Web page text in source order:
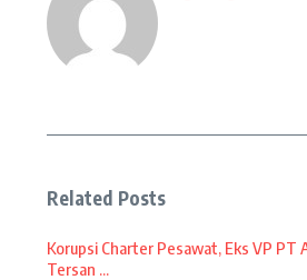
Related Posts
Korupsi Charter Pesawat, Eks VP PT
Tersan ...